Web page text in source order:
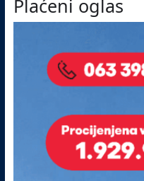
Plaćeni oglas